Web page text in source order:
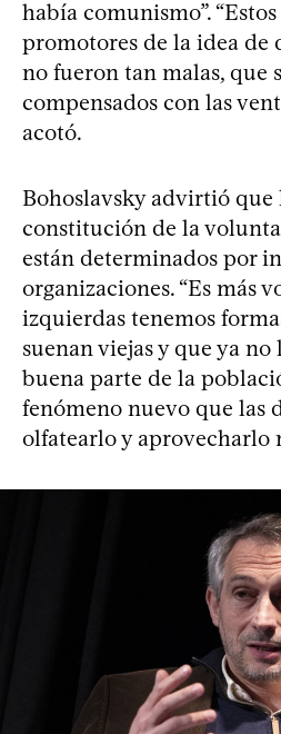
había comunismo”.
promotores de la idea de
no fueron tan malas, que
compensados con las
acotó.
Bohoslavsky advirtió que
constitución de la
están determinados por
organizaciones. “Es más
izquierdas tenemos
suenan viejas y que ya
buena parte de la
fenómeno nuevo que las
olfatearlo y aprovecharlo